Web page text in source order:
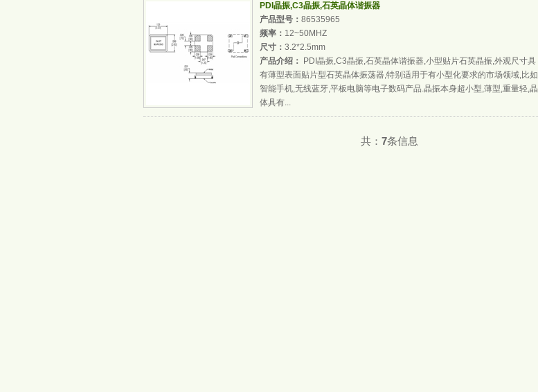
PDI晶振,C3晶振,石英晶体谐振器
产品型号： 86535965
频率： 12~50MHZ
尺寸： 3.2*2.5mm
产品介绍：
PDI晶振,C3晶振,石英晶体谐振器,小型贴片石英晶振,外观尺寸具
有薄型表面贴片型石英晶体振荡器,特别适用于有小型化要求的市场领域,比如
智能手机,无线蓝牙,平板电脑等电子数码产品.晶振本身超小型,薄型,重量轻,晶
体具有...
共： 7条信息